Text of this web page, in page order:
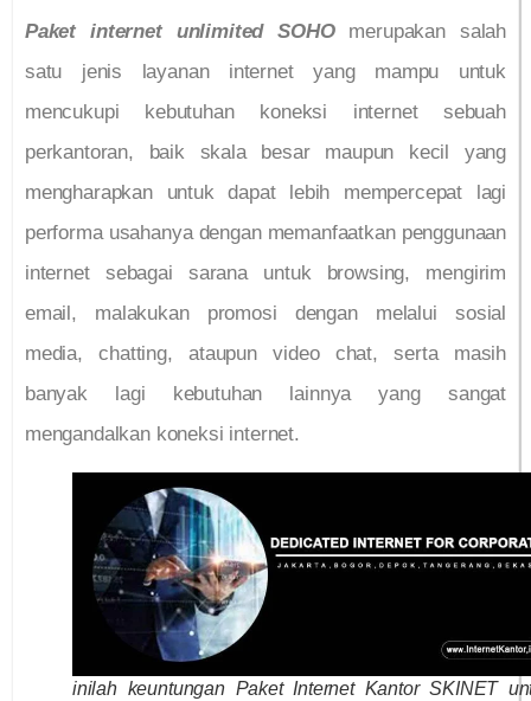
Paket internet unlimited SOHO
merupakan salah
satu jenis layanan internet yang mampu untuk
mencukupi kebutuhan koneksi internet sebuah
perkantoran, baik skala besar maupun kecil yang
mengharapkan untuk dapat lebih mempercepat lagi
performa usahanya dengan memanfaatkan penggunaan
internet sebagai sarana untuk browsing, mengirim
email, malakukan promosi dengan melalui sosial
media, chatting, ataupun video chat, serta masih
banyak lagi kebutuhan lainnya yang sangat
mengandalkan koneksi internet.
inilah keuntungan Paket Internet Kantor SKINET